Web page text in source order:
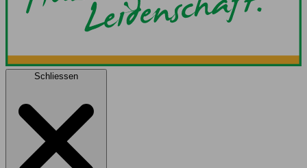
Schliessen